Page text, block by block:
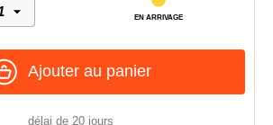
EN ARRIVAGE
Ajouter au panier
délai de 20 jours